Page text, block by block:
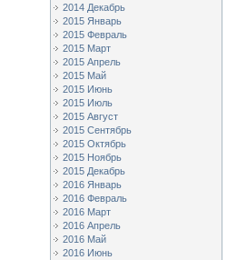
2014 Декабрь
2015 Январь
2015 Февраль
2015 Март
2015 Апрель
2015 Май
2015 Июнь
2015 Июль
2015 Август
2015 Сентябрь
2015 Октябрь
2015 Ноябрь
2015 Декабрь
2016 Январь
2016 Февраль
2016 Март
2016 Апрель
2016 Май
2016 Июнь